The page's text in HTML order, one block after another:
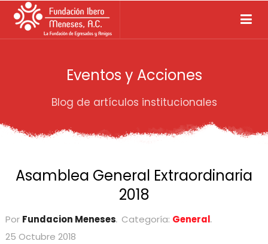
Eventos y Acciones
Blog de artículos institucionales
Asamblea General Extraordinaria
2018
Por Fundacion Meneses Categoría: General
25 Octubre 2018